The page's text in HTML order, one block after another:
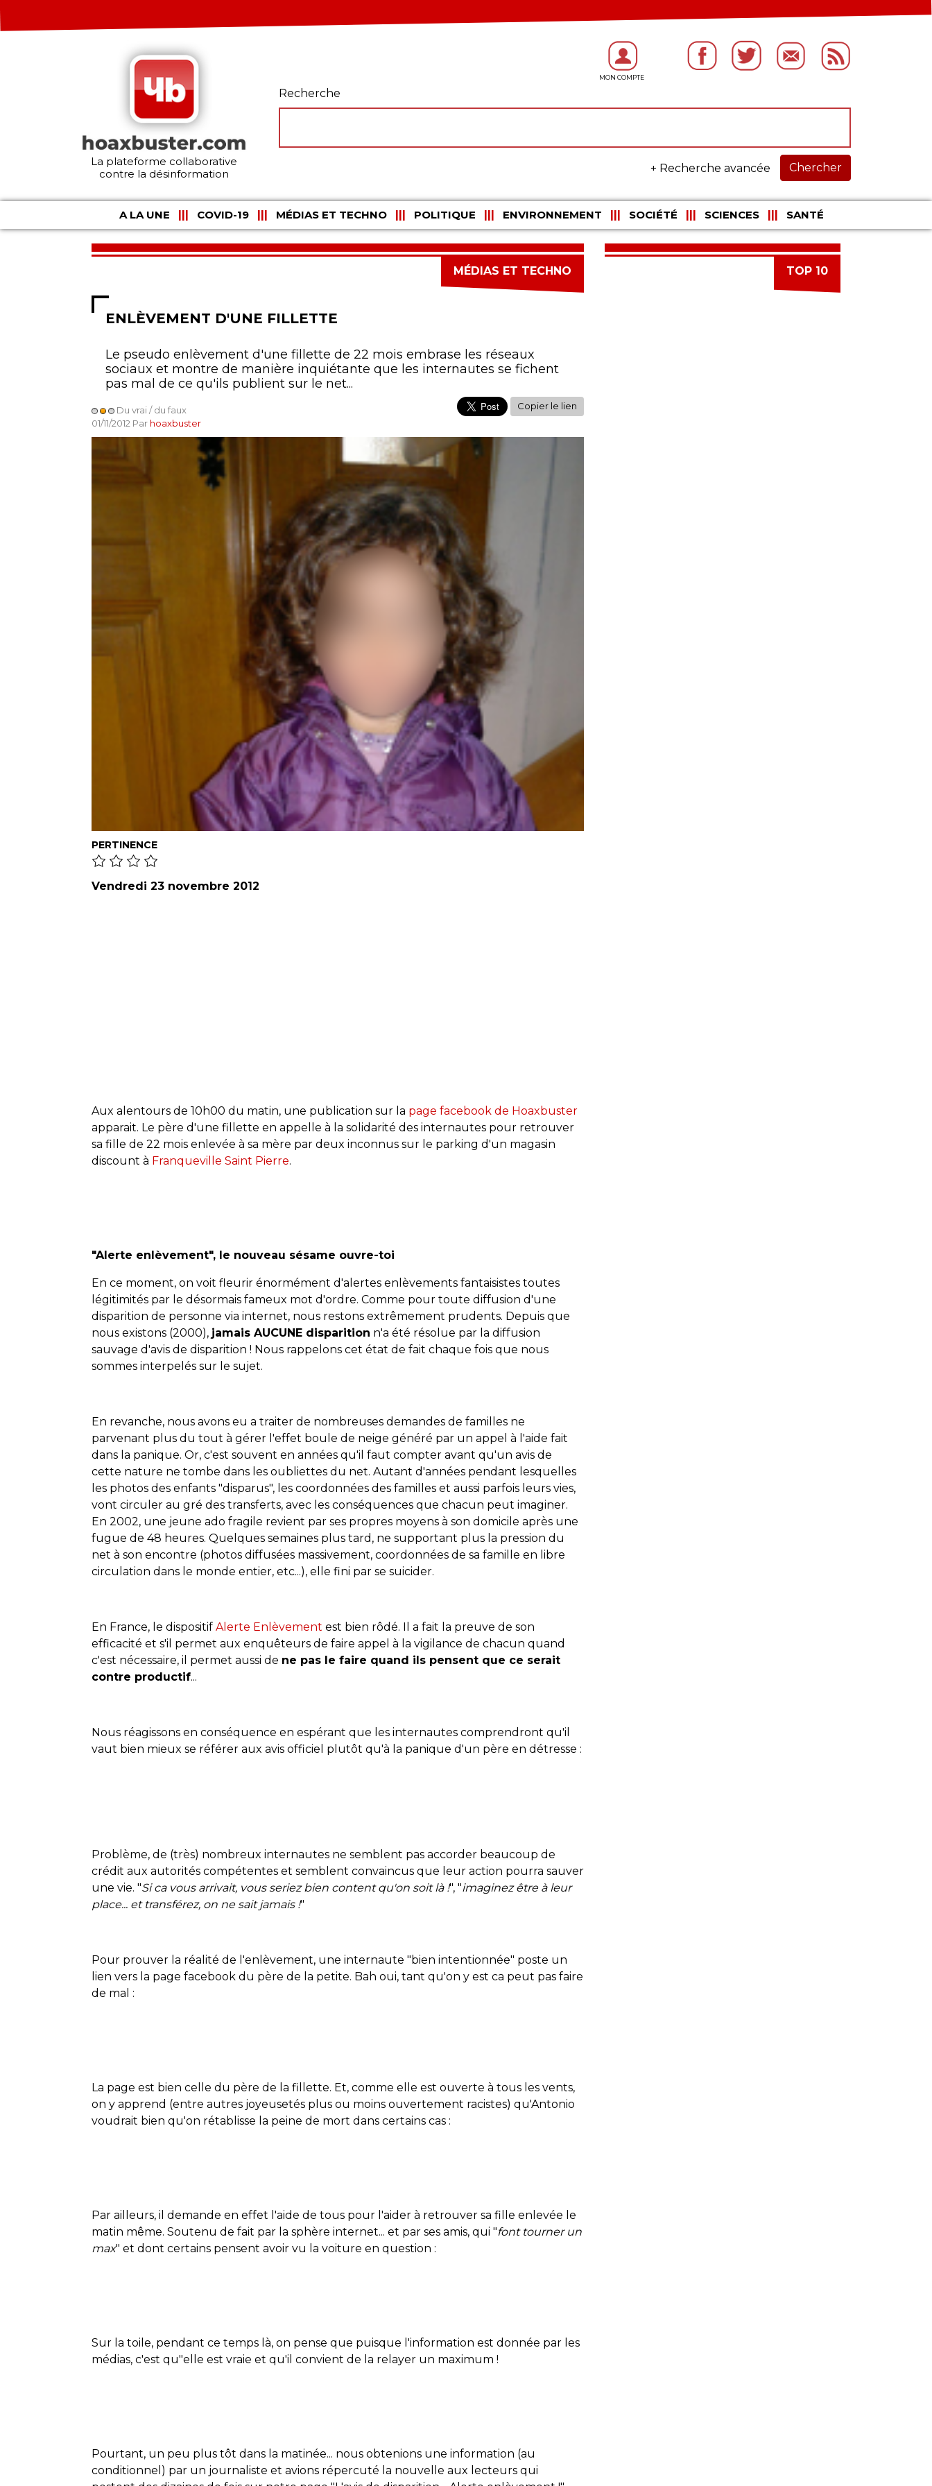
La plateforme collaborative
contre la désinformation
Recherche
Chercher
+ Recherche avancée
A LA UNE COVID-19 MÉDIAS ET TECHNO POLITIQUE ENVIRONNEMENT SOCIÉTÉ SCIENCES SANTÉ
MÉDIAS ET TECHNO
ENLÈVEMENT D'UNE FILLETTE
Le pseudo enlèvement d'une fillette de 22 mois embrase les réseaux
sociaux et montre de manière inquiétante que les internautes se fichent
pas mal de ce qu'ils publient sur le net...
Du vrai / du faux
01/11/2012 Par hoaxbuster
Copier le lien
PERTINENCE
Vendredi 23 novembre 2012
Aux alentours de 10h00 du matin, une publication sur la page facebook de Hoaxbuster
apparait. Le père d'une fillette en appelle à la solidarité des internautes pour retrouver
sa fille de 22 mois enlevée à sa mère par deux inconnus sur le parking d'un magasin
discount à Franqueville Saint Pierre.
"Alerte enlèvement", le nouveau sésame ouvre-toi
En ce moment, on voit fleurir énormément d'alertes enlèvements fantaisistes toutes
légitimités par le désormais fameux mot d'ordre. Comme pour toute diffusion d'une
disparition de personne via internet, nous restons extrêmement prudents. Depuis que
nous existons (2000), jamais AUCUNE disparition n'a été résolue par la diffusion
sauvage d'avis de disparition ! Nous rappelons cet état de fait chaque fois que nous
sommes interpelés sur le sujet.
En revanche, nous avons eu a traiter de nombreuses demandes de familles ne
parvenant plus du tout à gérer l'effet boule de neige généré par un appel à l'aide fait
dans la panique. Or, c'est souvent en années qu'il faut compter avant qu'un avis de
cette nature ne tombe dans les oubliettes du net. Autant d'années pendant lesquelles
les photos des enfants "disparus", les coordonnées des familles et aussi parfois leurs vies,
vont circuler au gré des transferts, avec les conséquences que chacun peut imaginer.
En 2002, une jeune ado fragile revient par ses propres moyens à son domicile après une
fugue de 48 heures. Quelques semaines plus tard, ne supportant plus la pression du
net à son encontre (photos diffusées massivement, coordonnées de sa famille en libre
circulation dans le monde entier, etc...), elle fini par se suicider.
En France, le dispositif Alerte Enlèvement est bien rôdé. Il a fait la preuve de son
efficacité et s'il permet aux enquêteurs de faire appel à la vigilance de chacun quand
c'est nécessaire, il permet aussi de ne pas le faire quand ils pensent que ce serait
contre productif...
Nous réagissons en conséquence en espérant que les internautes comprendront qu'il
vaut bien mieux se référer aux avis officiel plutôt qu'à la panique d'un père en détresse :
Problème, de (très) nombreux internautes ne semblent pas accorder beaucoup de
crédit aux autorités compétentes et semblent convaincus que leur action pourra sauver
une vie. "Si ca vous arrivait, vous seriez bien content qu'on soit là !", "imaginez être à leur
place... et transférez, on ne sait jamais !"
Pour prouver la réalité de l'enlèvement, une internaute "bien intentionnée" poste un
lien vers la page facebook du père de la petite. Bah oui, tant qu'on y est ca peut pas faire
de mal :
La page est bien celle du père de la fillette. Et, comme elle est ouverte à tous les vents,
on y apprend (entre autres joyeusetés plus ou moins ouvertement racistes) qu'Antonio
voudrait bien qu'on rétablisse la peine de mort dans certains cas :
Par ailleurs, il demande en effet l'aide de tous pour l'aider à retrouver sa fille enlevée le
matin même. Soutenu de fait par la sphère internet... et par ses amis, qui "font tourner un
max" et dont certains pensent avoir vu la voiture en question :
Sur la toile, pendant ce temps là, on pense que puisque l'information est donnée par les
médias, c'est qu"elle est vraie et qu'il convient de la relayer un maximum !
Pourtant, un peu plus tôt dans la matinée... nous obtenions une information (au
conditionnel) par un journaliste et avions répercuté la nouvelle aux lecteurs qui
TOP 10